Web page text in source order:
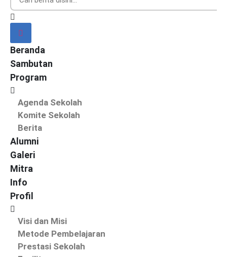
Beranda
Sambutan
Program
Agenda Sekolah
Komite Sekolah
Berita
Alumni
Galeri
Mitra
Info
Profil
Visi dan Misi
Metode Pembelajaran
Prestasi Sekolah